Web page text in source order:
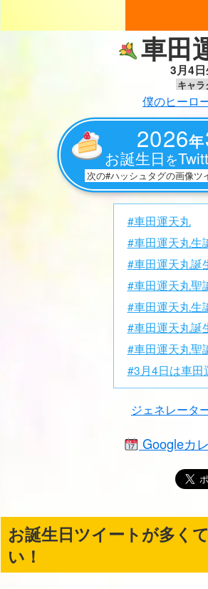
車田
3月4
キャ
僕のヒーロ
2026年
お誕生日を
次の#ハッシュタグの画像ツ
#車田運天丸
#車田運天丸生
#車田運天丸誕
#車田運天丸聖
#車田運天丸生
#車田運天丸誕
#車田運天丸聖
#3月4日は車田
ジェネレータ
Googleカ
お誕生日ツイートが多く
い！